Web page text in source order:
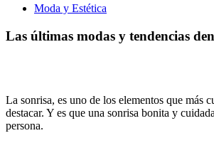
Moda y Estética
Las últimas modas y tendencias
La sonrisa, es uno de los elementos que más
destacar. Y es que una sonrisa bonita y
persona.